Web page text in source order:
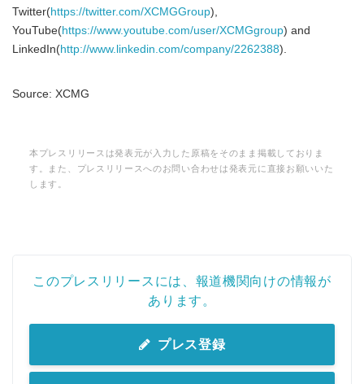
Twitter(https://twitter.com/XCMGGroup),
YouTube(https://www.youtube.com/user/XCMGgroup) and
LinkedIn(http://www.linkedin.com/company/2262388).
Source: XCMG
本プレスリリースは発表元が入力した原稿をそのまま掲載しておりま
す。また、プレスリリースへのお問い合わせは発表元に直接お願いいた
します。
このプレスリリースには、報道機関向けの情報が
あります。
プレス登録